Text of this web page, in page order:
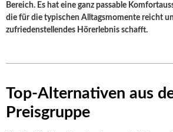
Bereich. Es hat eine ganz passable
die für die typischen Alltagsmomente reicht
zufriedenstellendes Hörerlebnis schafft.
Top-Alternativen aus
Preisgruppe